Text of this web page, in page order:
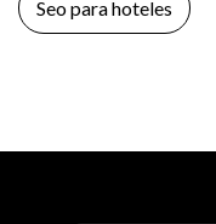
Seo para hoteles